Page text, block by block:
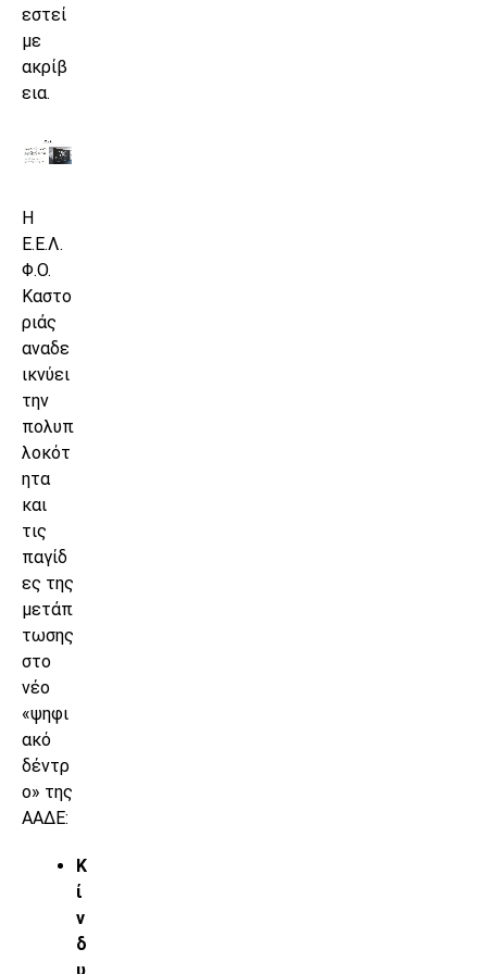
εστεί
με
ακρίβ
εια.
Η
Ε.Ε.Λ.
Φ.Ο.
Καστο
ριάς
αναδε
ικνύει
την
πολυπ
λοκότ
ητα
και
τις
παγίδ
ες της
μετάπ
τωσης
στο
νέο
«ψηφι
ακό
δέντρ
ο» της
ΑΑΔΕ:
Κ
ί
ν
δ